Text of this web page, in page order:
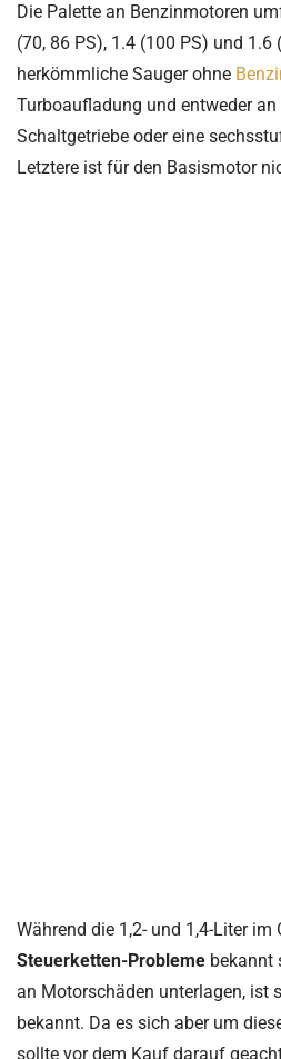
Die Palette an Benzinmotoren
(70, 86 PS), 1.4 (100 PS) und 1.6
herkömmliche Sauger ohne
Turboaufladung und entweder an
Schaltgetriebe oder eine
Letztere ist für den Basismotor
Während die 1,2- und 1,4-Liter im
Steuerketten-Probleme bekannt
an Motorschäden unterlagen, ist
bekannt. Da es sich aber um
sollte vor dem Kauf darauf